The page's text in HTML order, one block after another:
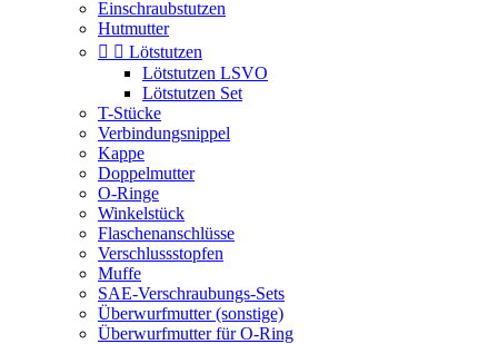
Einschraubstutzen
Hutmutter
  Lötstutzen
Lötstutzen LSVO
Lötstutzen Set
T-Stücke
Verbindungsnippel
Kappe
Doppelmutter
O-Ringe
Winkelstück
Flaschenanschlüsse
Verschlussstopfen
Muffe
SAE-Verschraubungs-Sets
Überwurfmutter (sonstige)
Überwurfmutter für O-Ring